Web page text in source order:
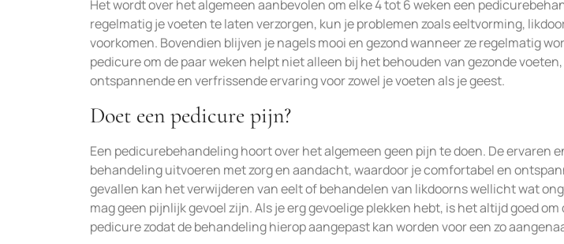
Het wordt over het algemeen aanbevolen om elke 4 tot 6 weken een
regelmatig je voeten te laten verzorgen, kun je problemen zoals eeltvorming,
voorkomen. Bovendien blijven je nagels mooi en gezond wanneer ze regelmatig
pedicure om de paar weken helpt niet alleen bij het behouden van gezonde
ontspannende en verfrissende ervaring voor zowel je voeten als je geest.
Doet een pedicure pijn?
Een pedicurebehandeling hoort over het algemeen geen pijn te doen. De ervaren
behandeling uitvoeren met zorg en aandacht, waardoor je comfortabel en
gevallen kan het verwijderen van eelt of behandelen van likdoorns wellicht wat
mag geen pijnlijk gevoel zijn. Als je erg gevoelige plekken hebt, is het altijd goed
pedicure zodat de behandeling hierop aangepast kan worden voor een zo